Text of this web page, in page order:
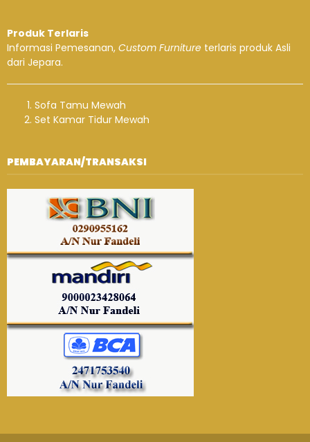
Produk Terlaris
Informasi Pemesanan, Custom Furniture terlaris produk Asli
dari Jepara.
Sofa Tamu Mewah
Set Kamar Tidur Mewah
PEMBAYARAN/TRANSAKSI